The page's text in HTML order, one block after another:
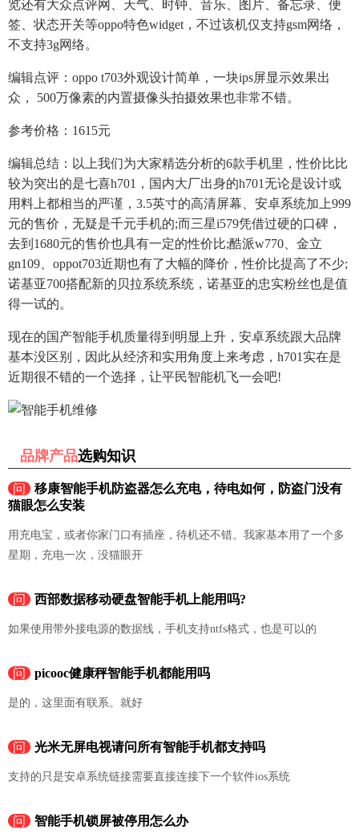
览还有大众点评网、天气、时钟、音乐、图片、备忘录、便
签、状态开关等oppo特色widget，不过该机仅支持gsm网络，
不支持3g网络。
编辑点评：oppo t703外观设计简单，一块ips屏显示效果出
众， 500万像素的内置摄像头拍摄效果也非常不错。
参考价格：1615元
编辑总结：以上我们为大家精选分析的6款手机里，性价比比
较为突出的是七喜h701，国内大厂出身的h701无论是设计或
用料上都相当的严谨，3.5英寸的高清屏幕、安卓系统加上999
元的售价，无疑是千元手机的;而三星i579凭借过硬的口碑，
去到1680元的售价也具有一定的性价比;酷派w770、金立
gn109、oppot703近期也有了大幅的降价，性价比提高了不少;
诺基亚700搭配新的贝拉系统系统，诺基亚的忠实粉丝也是值
得一试的。
现在的国产智能手机质量得到明显上升，安卓系统跟大品牌
基本没区别，因此从经济和实用角度上来考虑，h701实在是
近期很不错的一个选择，让平民智能机飞一会吧!
品牌产品选购知识
问
移康智能手机防盗器怎么充电，待电如何，防盗门没有
猫眼怎么安装
用充电宝，或者你家门口有插座，待机还不错。我家基本用了一个多
星期，充电一次，没猫眼开
问 西部数据移动硬盘智能手机上能用吗?
如果使用带外接电源的数据线，手机支持ntfs格式，也是可以的
问 picooc健康秤智能手机都能用吗
是的，这里面有联系。就好
问 光米无屏电视请问所有智能手机都支持吗
支持的只是安卓系统链接需要直接连接下一个软件ios系统
问 智能手机锁屏被停用怎么办